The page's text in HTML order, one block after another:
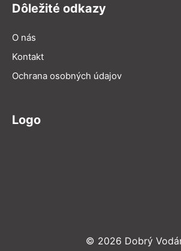
Dôležité odkazy
O nás
Kontakt
Ochrana osobných údajov
Logo
© 2026 Dobrý